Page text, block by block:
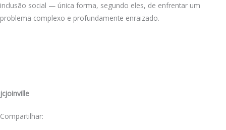
inclusão social — única forma, segundo eles, de enfrentar um
problema complexo e profundamente enraizado.
jcjoinville
Compartilhar: